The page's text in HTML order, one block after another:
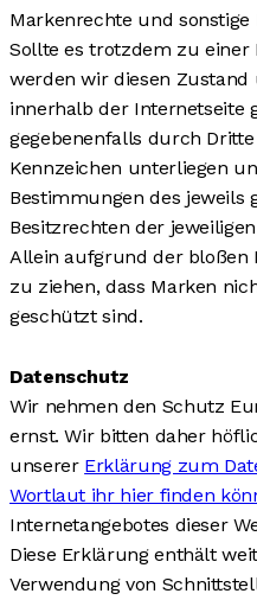
Markenrechte und
Sollte es trotzdem zu einer
werden wir diesen Zustand
innerhalb der Internetseite
gegebenenfalls durch
Kennzeichen unterliegen
Bestimmungen des jeweils
Besitzrechten der
Allein aufgrund der bloßen
zu ziehen, dass Marken
geschützt sind.
Datenschutz
Wir nehmen den Schutz
ernst. Wir bitten daher
unserer Erklärung zum
Wortlaut ihr hier finden
Internetangebotes dieser
Diese Erklärung enthält
Verwendung von